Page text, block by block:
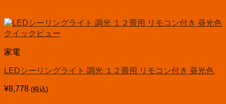
クイックビュー
家電
LEDシーリングライト 調光 １２畳用 リモコン付き 昼光色
¥8,778 (税込)